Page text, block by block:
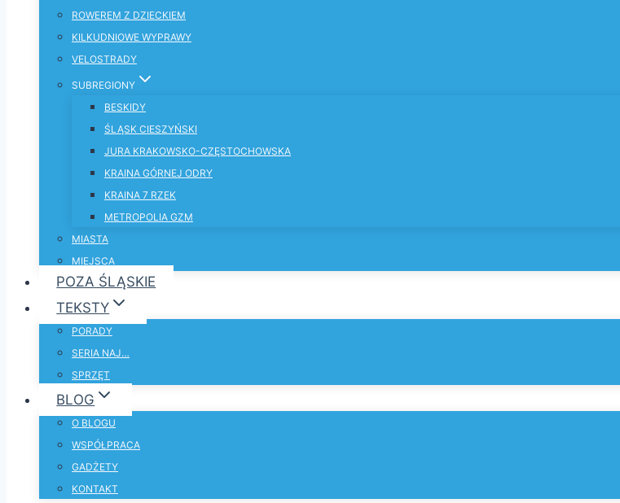
ROWEREM Z DZIECKIEM
KILKUDNIOWE WYPRAWY
VELOSTRADY
SUBREGIONY
BESKIDY
ŚLĄSK CIESZYŃSKI
JURA KRAKOWSKO-CZĘSTOCHOWSKA
KRAINA GÓRNEJ ODRY
KRAINA 7 RZEK
METROPOLIA GZM
MIASTA
MIEJSCA
POZA ŚLĄSKIE
TEKSTY
PORADY
SERIA NAJ…
SPRZĘT
BLOG
O BLOGU
WSPÓŁPRACA
GADŻETY
KONTAKT